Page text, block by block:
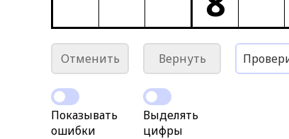
Отменить Вернуть
Показывать
ошибки
Выделять
цифры